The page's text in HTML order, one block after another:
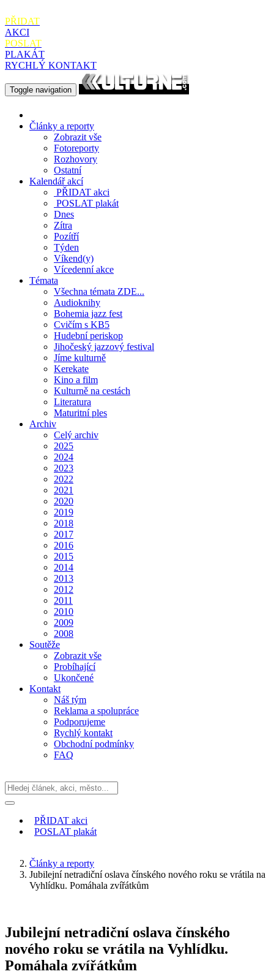
PŘIDAT
AKCI
POSLAT
PLAKÁT
RYCHLÝ KONTAKT
Toggle navigation
Články a reporty
Zobrazit vše
Fotoreporty
Rozhovory
Ostatní
Kalendář akcí
PŘIDAT akci
POSLAT plakát
Dnes
Zítra
Pozítří
Týden
Víkend(y)
Vícedenní akce
Témata
Všechna témata ZDE...
Audioknihy
Bohemia jazz fest
Cvičím s KB5
Hudební periskop
Jihočeský jazzový festival
Jíme kulturně
Kerekate
Kino a film
Kulturně na cestách
Literatura
Maturitní ples
Archiv
Celý archiv
2025
2024
2023
2022
2021
2020
2019
2018
2017
2016
2015
2014
2013
2012
2011
2010
2009
2008
Soutěže
Zobrazit vše
Probíhající
Ukončené
Kontakt
Náš tým
Reklama a spolupráce
Podporujeme
Rychlý kontakt
Obchodní podmínky
FAQ
PŘIDAT akci
POSLAT plakát
Články a reporty
Jubilejní netradiční oslava čínského nového roku se vrátila na
Vyhlídku. Pomáhala zvířátkům
Jubilejní netradiční oslava čínského
nového roku se vrátila na Vyhlídku.
Pomáhala zvířátkům